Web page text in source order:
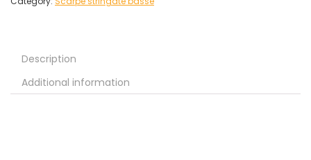
Description
Additional information